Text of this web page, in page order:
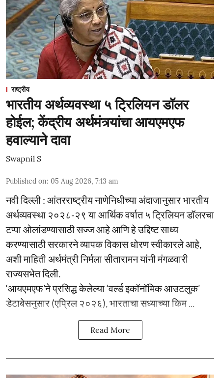
राष्ट्रीय
भारतीय अर्थव्यवस्था ५ ट्रिलियन डॉलर
होईल; केंद्रीय अर्थमंत्र्यांचा आयएमएफ
हवाल्याने दावा
Swapnil S
Published on: 05 Aug 2026, 7:13 am
नवी दिल्ली : आंतरराष्ट्रीय नाणेनिधीच्या अंदाजानुसार भारतीय
अर्थव्यवस्था २०२८-२९ या आर्थिक वर्षात ५ ट्रिलियन डॉलरचा
टप्पा ओलांडण्यासाठी सज्ज आहे आणि हे उद्दिष्ट साध्य
करण्यासाठी सरकारने व्यापक विकास धोरण स्वीकारले आहे,
अशी माहिती अर्थमंत्री निर्मला सीतारामन यांनी मंगळवारी
राज्यसभेत दिली.
‘आयएमएफ’ने प्रसिद्ध केलेल्या ‘वर्ल्ड इकॉनॉमिक आउटलुक’
डेटाबेसनुसार (एप्रिल २०२६), भारताचा सध्याच्या किम ...
Read More